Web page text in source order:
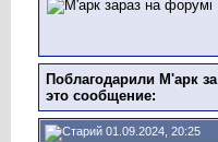
Поблагодарили М'арк за
это сообщение:
01.09.2024, 20:25